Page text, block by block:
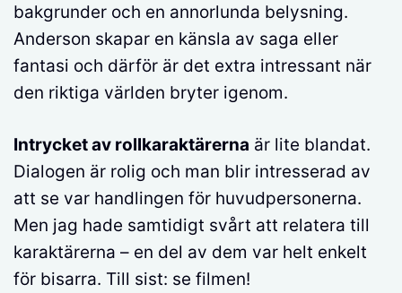
bakgrunder och en annorlunda belysning.
Anderson skapar en känsla av saga eller
fantasi och därför är det extra intressant när
den riktiga världen bryter igenom.
Intrycket av rollkaraktärerna är lite blandat.
Dialogen är rolig och man blir intresserad av
att se var handlingen för huvudpersonerna.
Men jag hade samtidigt svårt att relatera till
karaktärerna – en del av dem var helt enkelt
för bisarra. Till sist: se filmen!